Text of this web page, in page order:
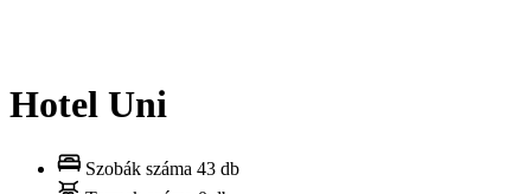
Hotel Uni
Szobák száma 43 db